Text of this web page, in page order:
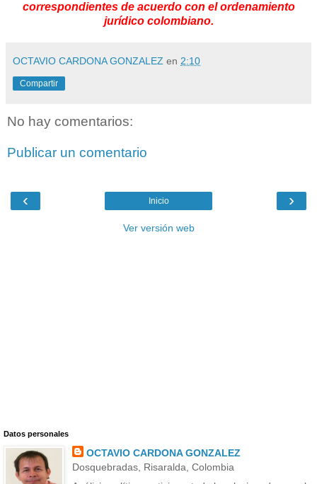
correspondientes de acuerdo con el ordenamiento
jurídico colombiano.
OCTAVIO CARDONA GONZALEZ en 2:10
Compartir
No hay comentarios:
Publicar un comentario
‹ ›
Inicio
Ver versión web
Datos personales
OCTAVIO CARDONA GONZALEZ
Dosquebradas, Risaralda, Colombia